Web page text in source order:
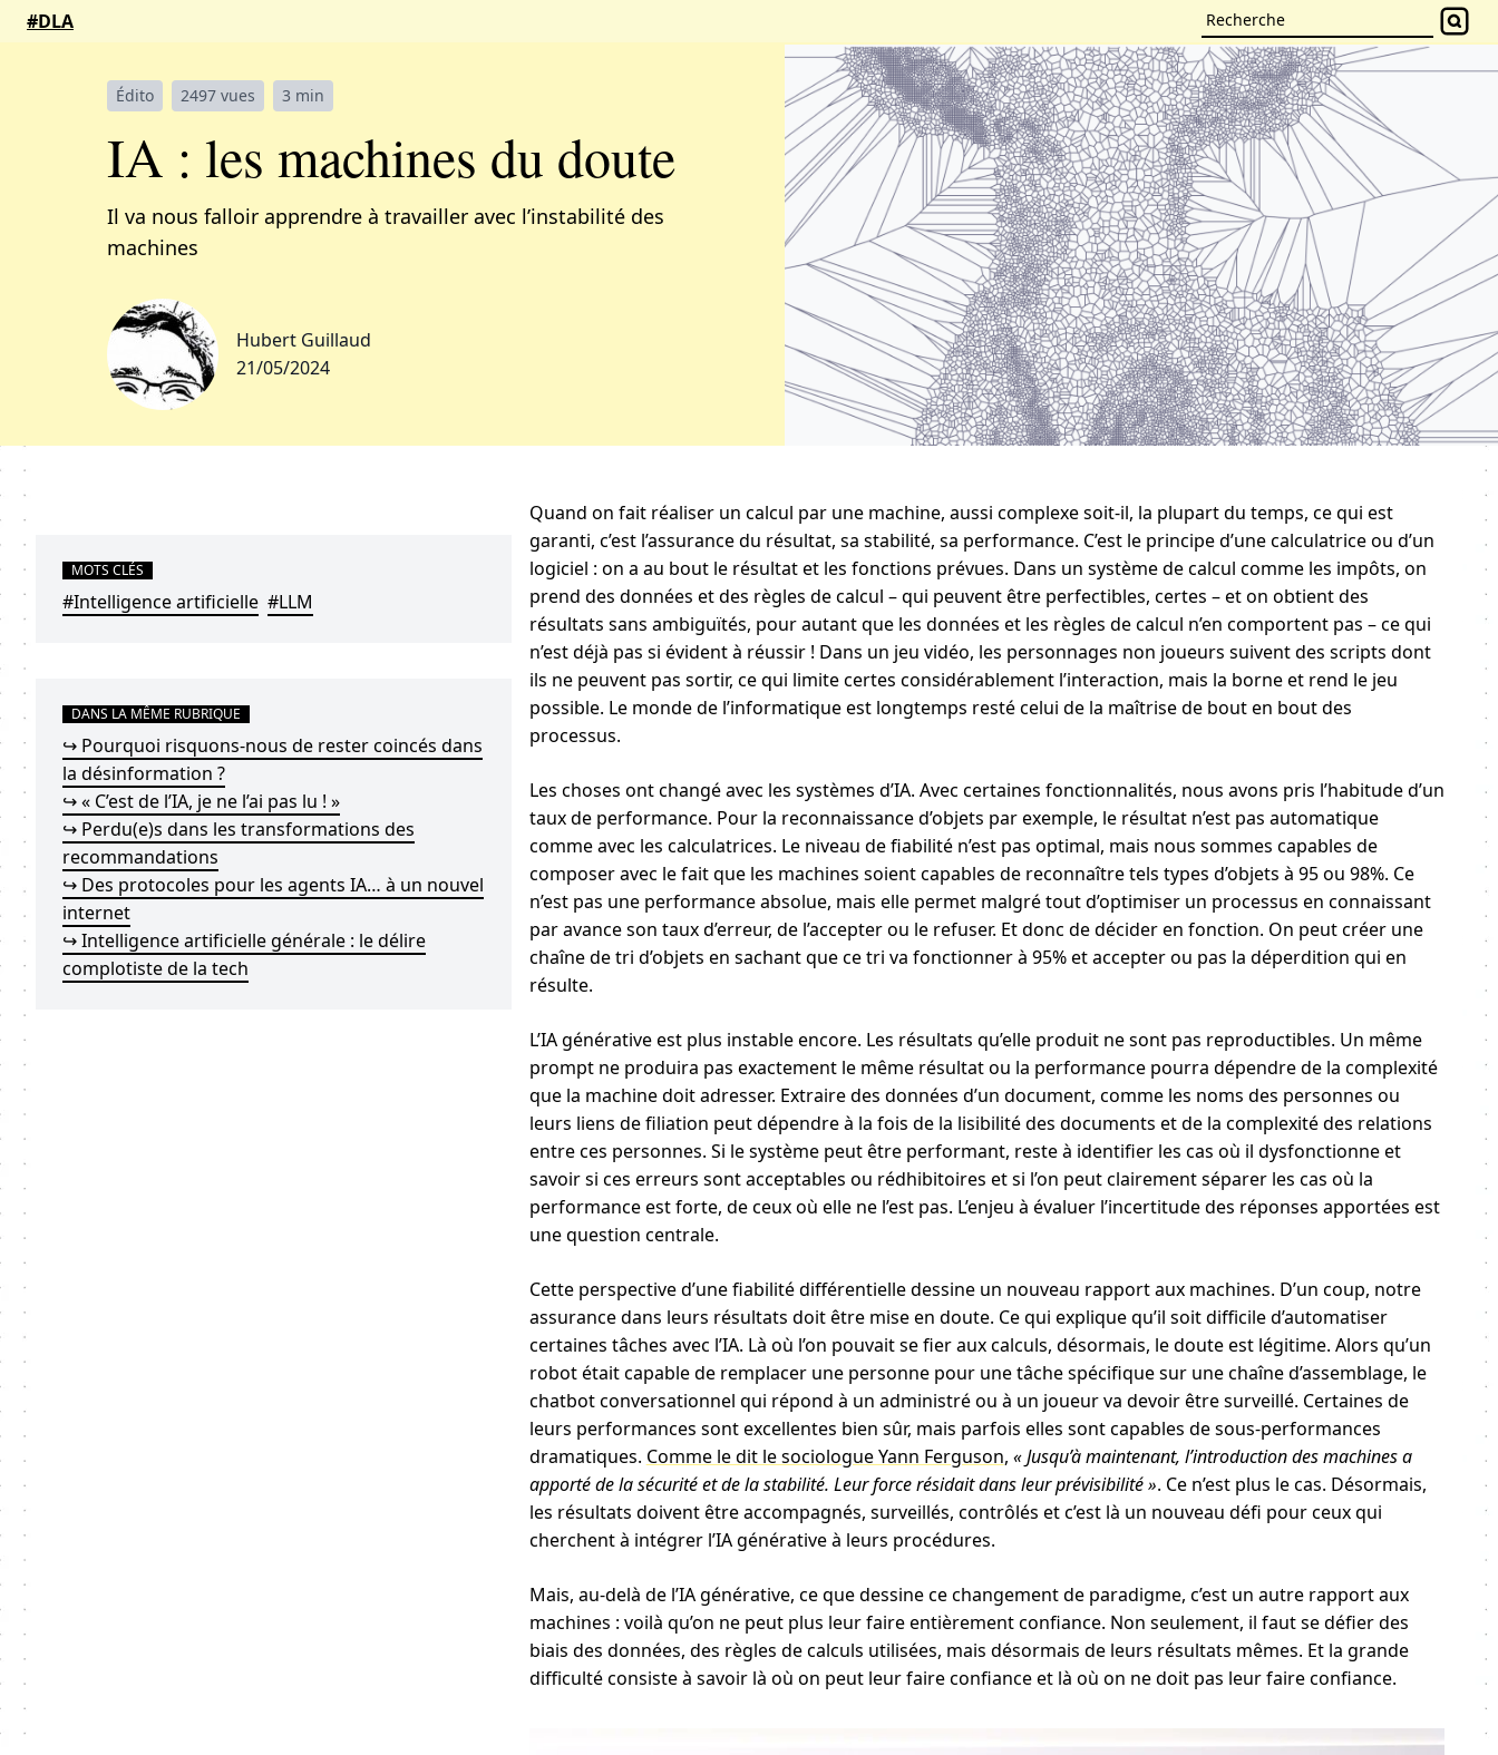
#DLA
Édito 2497 vues 3 min
IA : les machines du doute
Il va nous falloir apprendre à travailler avec l’instabilité des
machines
Hubert Guillaud
21/05/2024
MOTS CLÉS
#Intelligence artificielle #LLM
DANS LA MÊME RUBRIQUE
↪ Pourquoi risquons-nous de rester coincés dans
la désinformation ?
↪ « C’est de l’IA, je ne l’ai pas lu ! »
↪ Perdu(e)s dans les transformations des
recommandations
↪ Des protocoles pour les agents IA… à un nouvel
internet
↪ Intelligence artificielle générale : le délire
complotiste de la tech
Quand on fait réaliser un calcul par une machine, aussi complexe soit-il, la plupart du temps, ce qui est
garanti, c’est l’assurance du résultat, sa stabilité, sa performance. C’est le principe d’une calculatrice ou d’un
logiciel : on a au bout le résultat et les fonctions prévues. Dans un système de calcul comme les impôts, on
prend des données et des règles de calcul – qui peuvent être perfectibles, certes – et on obtient des
résultats sans ambiguïtés, pour autant que les données et les règles de calcul n’en comportent pas – ce qui
n’est déjà pas si évident à réussir ! Dans un jeu vidéo, les personnages non joueurs suivent des scripts dont
ils ne peuvent pas sortir, ce qui limite certes considérablement l’interaction, mais la borne et rend le jeu
possible. Le monde de l’informatique est longtemps resté celui de la maîtrise de bout en bout des
processus.
Les choses ont changé avec les systèmes d’IA. Avec certaines fonctionnalités, nous avons pris l’habitude d’un
taux de performance. Pour la reconnaissance d’objets par exemple, le résultat n’est pas automatique
comme avec les calculatrices. Le niveau de fiabilité n’est pas optimal, mais nous sommes capables de
composer avec le fait que les machines soient capables de reconnaître tels types d’objets à 95 ou 98%. Ce
n’est pas une performance absolue, mais elle permet malgré tout d’optimiser un processus en connaissant
par avance son taux d’erreur, de l’accepter ou le refuser. Et donc de décider en fonction. On peut créer une
chaîne de tri d’objets en sachant que ce tri va fonctionner à 95% et accepter ou pas la déperdition qui en
résulte.
L’IA générative est plus instable encore. Les résultats qu’elle produit ne sont pas reproductibles. Un même
prompt ne produira pas exactement le même résultat ou la performance pourra dépendre de la complexité
que la machine doit adresser. Extraire des données d’un document, comme les noms des personnes ou
leurs liens de filiation peut dépendre à la fois de la lisibilité des documents et de la complexité des relations
entre ces personnes. Si le système peut être performant, reste à identifier les cas où il dysfonctionne et
savoir si ces erreurs sont acceptables ou rédhibitoires et si l’on peut clairement séparer les cas où la
performance est forte, de ceux où elle ne l’est pas. L’enjeu à évaluer l’incertitude des réponses apportées est
une question centrale.
Cette perspective d’une fiabilité différentielle dessine un nouveau rapport aux machines. D’un coup, notre
assurance dans leurs résultats doit être mise en doute. Ce qui explique qu’il soit difficile d’automatiser
certaines tâches avec l’IA. Là où l’on pouvait se fier aux calculs, désormais, le doute est légitime. Alors qu’un
robot était capable de remplacer une personne pour une tâche spécifique sur une chaîne d’assemblage, le
chatbot conversationnel qui répond à un administré ou à un joueur va devoir être surveillé. Certaines de
leurs performances sont excellentes bien sûr, mais parfois elles sont capables de sous-performances
dramatiques. Comme le dit le sociologue Yann Ferguson, « Jusqu’à maintenant, l’introduction des machines a
apporté de la sécurité et de la stabilité. Leur force résidait dans leur prévisibilité ». Ce n’est plus le cas. Désormais,
les résultats doivent être accompagnés, surveillés, contrôlés et c’est là un nouveau défi pour ceux qui
cherchent à intégrer l’IA générative à leurs procédures.
Mais, au-delà de l’IA générative, ce que dessine ce changement de paradigme, c’est un autre rapport aux
machines : voilà qu’on ne peut plus leur faire entièrement confiance. Non seulement, il faut se défier des
biais des données, des règles de calculs utilisées, mais désormais de leurs résultats mêmes. Et la grande
difficulté consiste à savoir là où on peut leur faire confiance et là où on ne doit pas leur faire confiance.